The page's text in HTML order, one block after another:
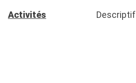
Activités Descriptif